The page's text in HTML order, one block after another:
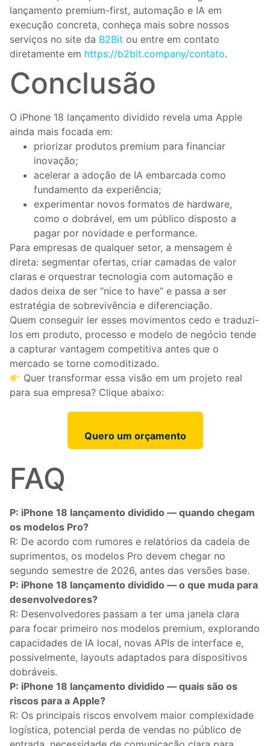
lançamento premium-first, automação e IA em
execução concreta, conheça mais sobre nossos
serviços no site da B2Bit ou entre em contato
diretamente em https://b2bit.company/contato.
Conclusão
O iPhone 18 lançamento dividido revela uma Apple
ainda mais focada em:
priorizar produtos premium para financiar
inovação;
acelerar a adoção de IA embarcada como
fundamento da experiência;
experimentar novos formatos de hardware,
como o dobrável, em um público disposto a
pagar por novidade e performance.
Para empresas de qualquer setor, a mensagem é
direta: segmentar ofertas, criar camadas de valor
claras e orquestrar tecnologia com automação e
dados deixa de ser “nice to have” e passa a ser
estratégia de sobrevivência e diferenciação.
Quem conseguir ler esses movimentos cedo e traduzi-
los em produto, processo e modelo de negócio tende
a capturar vantagem competitiva antes que o
mercado se torne comoditizado.
Quer transformar essa visão em um projeto real
para sua empresa? Clique abaixo:
Quero um orçamento
FAQ
P: iPhone 18 lançamento dividido — quando chegam
os modelos Pro?
R: De acordo com rumores e relatórios da cadeia de
suprimentos, os modelos Pro devem chegar no
segundo semestre de 2026, antes das versões base.
P: iPhone 18 lançamento dividido — o que muda para
desenvolvedores?
R: Desenvolvedores passam a ter uma janela clara
para focar primeiro nos modelos premium, explorando
capacidades de IA local, novas APIs de interface e,
possivelmente, layouts adaptados para dispositivos
dobráveis.
P: iPhone 18 lançamento dividido — quais são os
riscos para a Apple?
R: Os principais riscos envolvem maior complexidade
logística, potencial perda de vendas no público de